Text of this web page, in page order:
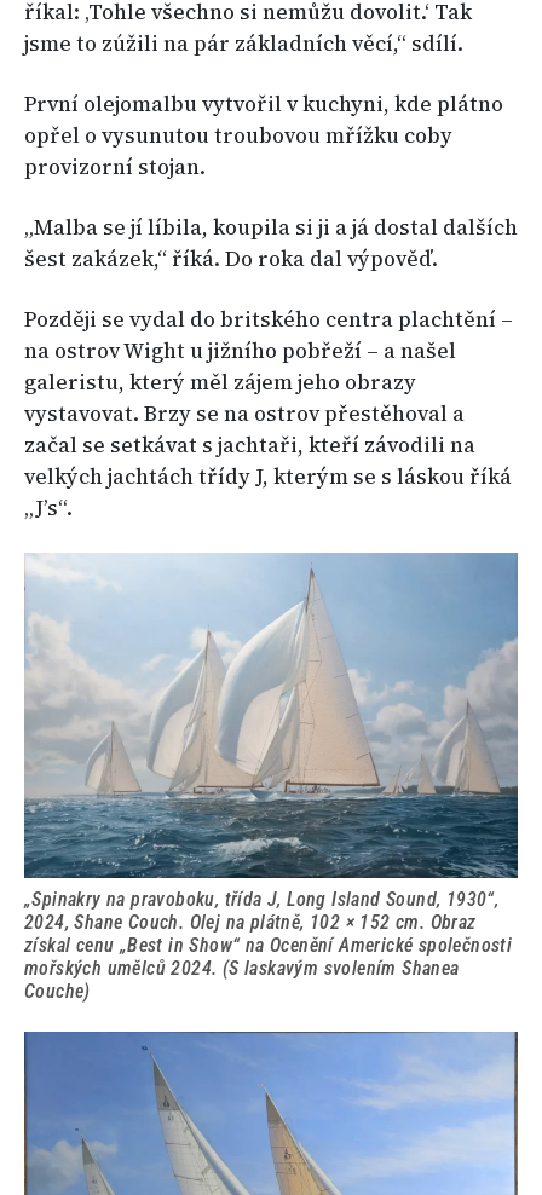
říkal: ‚Tohle všechno si nemůžu dovolit.‘ Tak
jsme to zúžili na pár základních věcí,“ sdílí.
První olejomalbu vytvořil v kuchyni, kde plátno
opřel o vysunutou troubovou mřížku coby
provizorní stojan.
„Malba se jí líbila, koupila si ji a já dostal dalších
šest zakázek,“ říká. Do roka dal výpověď.
Později se vydal do britského centra plachtění –
na ostrov Wight u jižního pobřeží – a našel
galeristu, který měl zájem jeho obrazy
vystavovat. Brzy se na ostrov přestěhoval a
začal se setkávat s jachtaři, kteří závodili na
velkých jachtách třídy J, kterým se s láskou říká
„J’s“.
„Spinakry na pravoboku, třída J, Long Island Sound, 1930“,
2024, Shane Couch. Olej na plátně, 102 × 152 cm. Obraz
získal cenu „Best in Show“ na Ocenění Americké společnosti
mořských umělců 2024. (S laskavým svolením Shanea
Couche)